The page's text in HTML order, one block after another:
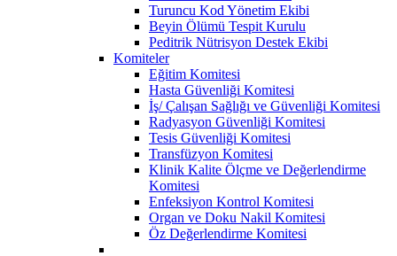
Turuncu Kod Yönetim Ekibi
Beyin Ölümü Tespit Kurulu
Peditrik Nütrisyon Destek Ekibi
Komiteler
Eğitim Komitesi
Hasta Güvenliği Komitesi
İş/ Çalışan Sağlığı ve Güvenliği Komitesi
Radyasyon Güvenliği Komitesi
Tesis Güvenliği Komitesi
Transfüzyon Komitesi
Klinik Kalite Ölçme ve Değerlendirme
Komitesi
Enfeksiyon Kontrol Komitesi
Organ ve Doku Nakil Komitesi
Öz Değerlendirme Komitesi